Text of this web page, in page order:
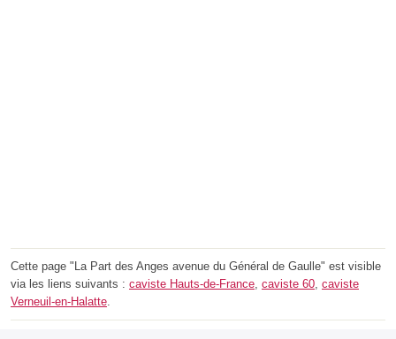
Cette page "La Part des Anges avenue du Général de Gaulle" est visible
via les liens suivants : caviste Hauts-de-France caviste 60 caviste
Verneuil-en-Halatte